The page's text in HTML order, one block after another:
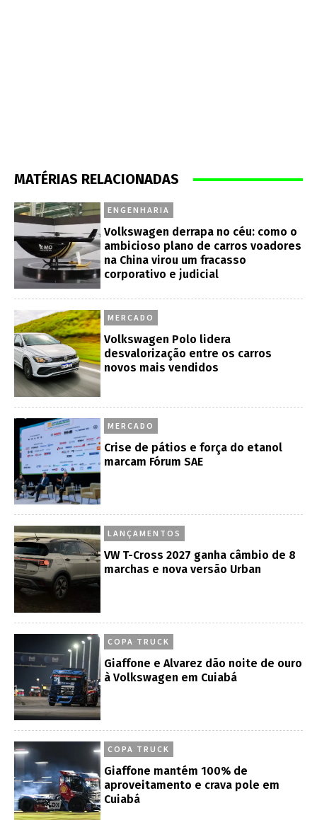
MATÉRIAS RELACIONADAS
ENGENHARIA
Volkswagen derrapa no céu: como o
ambicioso plano de carros voadores
na China virou um fracasso
corporativo e judicial
MERCADO
Volkswagen Polo lidera
desvalorização entre os carros
novos mais vendidos
MERCADO
Crise de pátios e força do etanol
marcam Fórum SAE
LANÇAMENTOS
VW T-Cross 2027 ganha câmbio de 8
marchas e nova versão Urban
COPA TRUCK
Giaffone e Alvarez dão noite de ouro
à Volkswagen em Cuiabá
COPA TRUCK
Giaffone mantém 100% de
aproveitamento e crava pole em
Cuiabá